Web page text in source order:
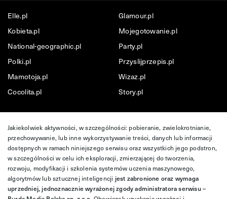
Elle.pl
Glamour.pl
Kobieta.pl
Mojegotowanie.pl
National-geographic.pl
Party.pl
Polki.pl
Przyslijprzepis.pl
Mamotoja.pl
Wizaz.pl
Cocolita.pl
Story.pl
Jakiekolwiek aktywności, w szczególności: pobieranie, zwielokrotnianie,
przechowywanie, lub inne wykorzystywanie treści, danych lub informacji
dostępnych w ramach niniejszego serwisu oraz wszystkich jego podstron,
w szczególności w celu ich eksploracji, zmierzającej do tworzenia,
rozwoju, modyfikacji i szkolenia systemów uczenia maszynowego,
algorytmów lub sztucznej inteligencji jest zabronione oraz wymaga
uprzedniej, jednoznacznie wyrażonej zgody administratora serwisu –